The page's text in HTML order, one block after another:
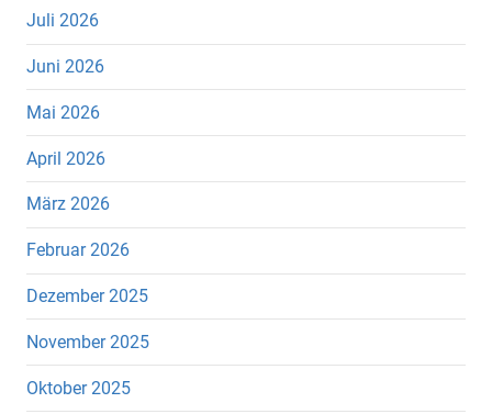
Juli 2026
Juni 2026
Mai 2026
April 2026
März 2026
Februar 2026
Dezember 2025
November 2025
Oktober 2025